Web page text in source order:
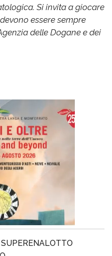
Si invita a giocare
essere sempre
delle Dogane e dei
SUPERENALOTTO